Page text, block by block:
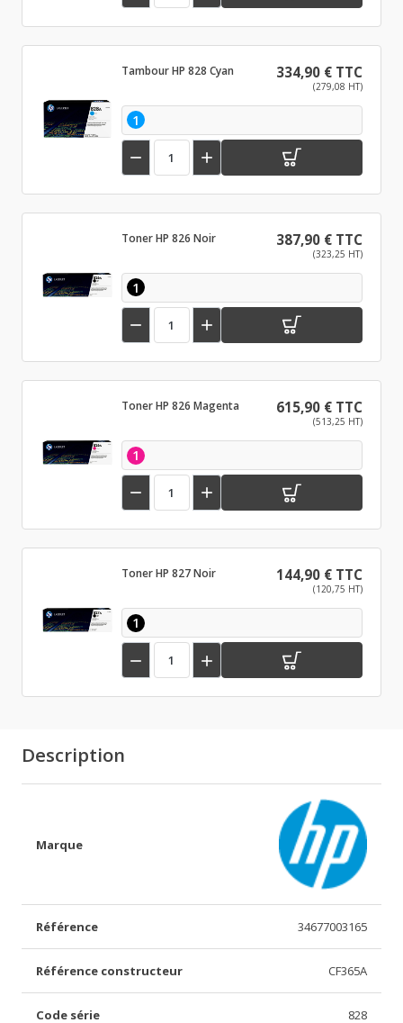
Tambour HP 828 Cyan 334,90 € TTC
(279,08 HT)
1
 
Toner HP 826 Noir 387,90 € TTC
(323,25 HT)
1
 
Toner HP 826 Magenta 615,90 € TTC
(513,25 HT)
1
 
Toner HP 827 Noir 144,90 € TTC
(120,75 HT)
1
 
Description
Marque
Référence 34677003165
Référence constructeur CF365A
Code série 828